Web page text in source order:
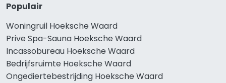
Populair
Woningruil Hoeksche Waard
Prive Spa-Sauna Hoeksche Waard
Incassobureau Hoeksche Waard
Bedrijfsruimte Hoeksche Waard
Ongediertebestrijding Hoeksche Waard